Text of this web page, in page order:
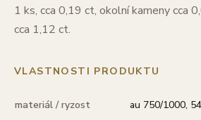
1 ks, cca 0,19 ct, okolní kameny cca
cca 1,12 ct.
VLASTNOSTI PRODUKTU
materiál / ryzost au 750/1000,